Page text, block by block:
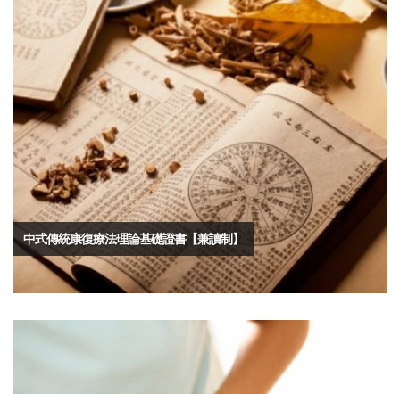
中式傳統康復療法理論基礎證書【兼讀制】